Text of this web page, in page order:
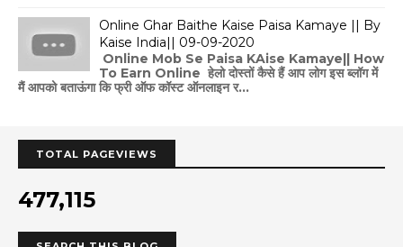
Online Ghar Baithe Kaise Paisa Kamaye || By
Kaise India|| 09-09-2020
Online Mob Se Paisa KAise Kamaye|| How
To Earn Online हेलो दोस्तों कैसे हैं आप लोग इस ब्लॉग में
मैं आपको बताऊंगा कि फ्री ऑफ कॉस्ट ऑनलाइन र...
TOTAL PAGEVIEWS
477,115